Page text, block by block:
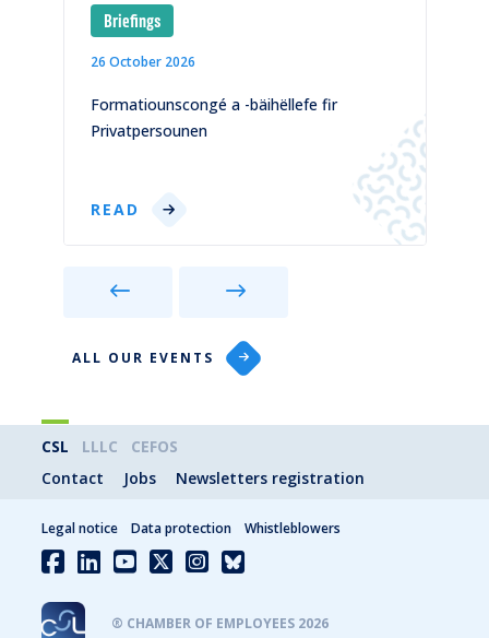
Briefings
26 October 2026
Formatiounscongé a -bäihëllefe fir
Privatpersounen
READ
ALL OUR EVENTS
CSL LLLC
CEFOS
Contact
Jobs Newsletters registration
® CHAMBER OF EMPLOYEES 2026
Legal notice Data protection Whistleblowers